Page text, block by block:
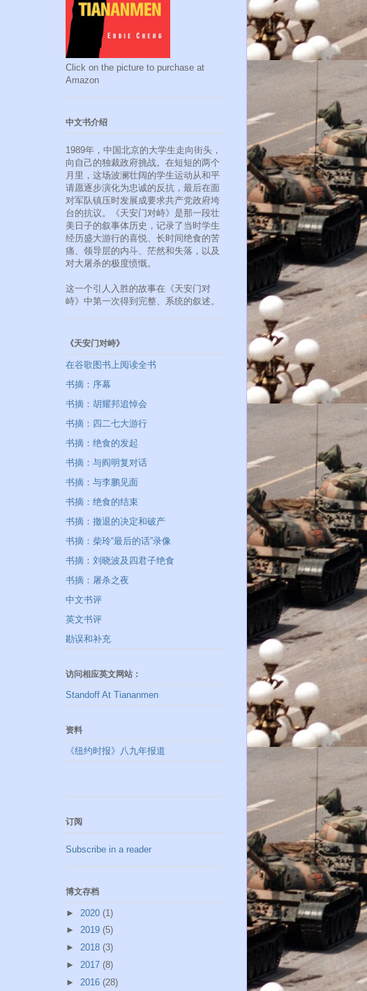
Click on the picture to purchase at
Amazon
中文书介绍
1989年，中国北京的大学生走向街头，
向自己的独裁政府挑战。在短短的两个
月里，这场波澜壮阔的学生运动从和平
请愿逐步演化为忠诚的反抗，最后在面
对军队镇压时发展成要求共产党政府垮
台的抗议。《天安门对峙》是那一段壮
美日子的叙事体历史，记录了当时学生
经历盛大游行的喜悦、长时间绝食的苦
痛、领导层的内斗、茫然和失落，以及
对大屠杀的极度愤慨。
这一个引人入胜的故事在《天安门对
峙》中第一次得到完整、系统的叙述。
《天安门对峙》
在谷歌图书上阅读全书
书摘：序幕
书摘：胡耀邦追悼会
书摘：四二七大游行
书摘：绝食的发起
书摘：与阎明复对话
书摘：与李鹏见面
书摘：绝食的结束
书摘：撤退的决定和破产
书摘：柴玲“最后的话”录像
书摘：刘晓波及四君子绝食
书摘：屠杀之夜
中文书评
英文书评
勘误和补充
访问相应英文网站：
Standoff At Tiananmen
资料
《纽约时报》八九年报道
订阅
Subscribe in a reader
博文存档
► 2020 (1)
► 2019 (5)
► 2018 (3)
► 2017 (8)
► 2016 (28)